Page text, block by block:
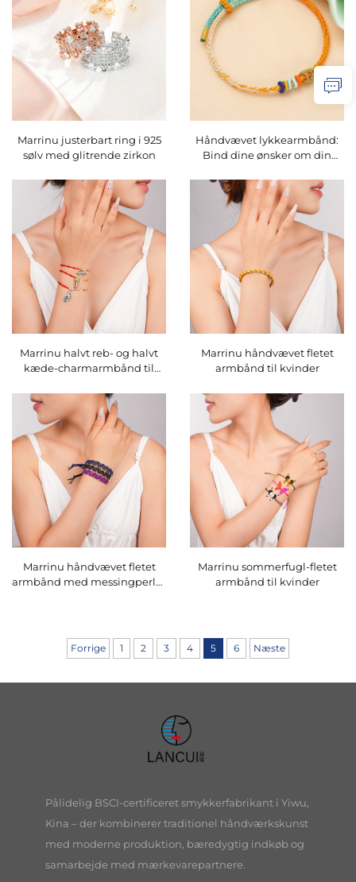
Marrinu justerbart ring i 925
sølv med glitrende zirkon
Håndvævet lykkearmbånd:
Bind dine ønsker om din
Marrinu halvt reb- og halvt
kæde-charmarmbånd til
Marrinu håndvævet fletet
armbånd til kvinder
Marrinu håndvævet fletet
armbånd med messingperler
Marrinu sommerfugl-fletet
armbånd til kvinder
Forrige 1 2 3 4 5 6 Næste
Pålidelig BSCI-certificeret smykkerfabrikant i Yiwu,
Kina – der kombinerer traditionel håndværkskunst
med moderne produktion, bæredygtig indkøb og
samarbejde med mærkevarepartnere.